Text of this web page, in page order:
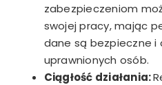
zabezpieczeniom
swojej pracy, mając
dane są bezpieczne
uprawnionych osób.
Ciągłość działania: